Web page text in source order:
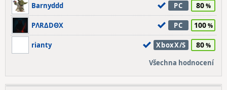
Barnyddd PC 80
PΛRΔDΘX PC 100
rianty XboxX/S 80
Všechna hodnocení